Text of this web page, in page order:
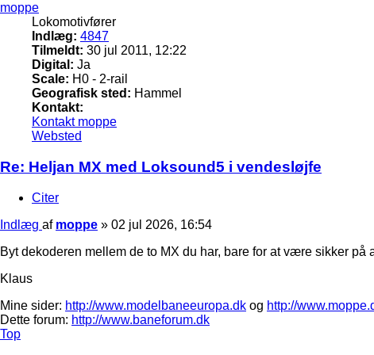
moppe
Lokomotivfører
Indlæg: 4847
Tilmeldt: 30 jul 2011, 12:22
Digital: Ja
Scale: H0 - 2-rail
Geografisk sted: Hammel
Kontakt:
Kontakt moppe
Websted
Re: Heljan MX med Loksound5 i vendesløjfe
Citer
Indlæg af moppe » 02 jul 2026, 16:54
Byt dekoderen mellem de to MX du har, bare for at være sikker på
Klaus
Mine sider: http://www.modelbaneeuropa.dk og http://
Dette forum: http://www.baneforum.dk
Top